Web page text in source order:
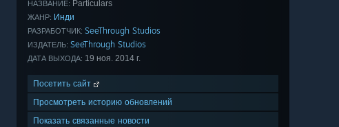
НАЗВАНИЕ: Particulars
ЖАНР: Инди
РАЗРАБОТЧИК: SeeThrough Studios
ИЗДАТЕЛЬ: SeeThrough Studios
ДАТА ВЫХОДА: 19 ноя. 2014 г.
Посетить сайт
Просмотреть историю обновлений
Показать связанные новости